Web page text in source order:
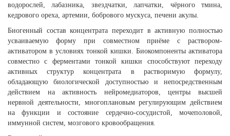
водорослей, лабазника, звездчатки, лапчатки, чёрного тмина,
кедрового ореха, артемии, бобрового мускуса, печени акулы.
Биогенный состав концентрата переходит в активную полностью
усваиваемую форму при совместном приёме с раствором-
активатором в условиях тонкой кишки. Биокомпоненты активатора
совместно с ферментами тонкой кишки способствуют переходу
активных структур концентрата в растворимую формулу,
обладающую биологической доступностью и непосредственным
действием на активность нейромедиаторов, центры высшей
нервной деятельности, многоплановым регулирующим действием
на функции и состояние сердечно-сосудистой, мочеполовой,
иммунной систем, мозгового кровообращения.